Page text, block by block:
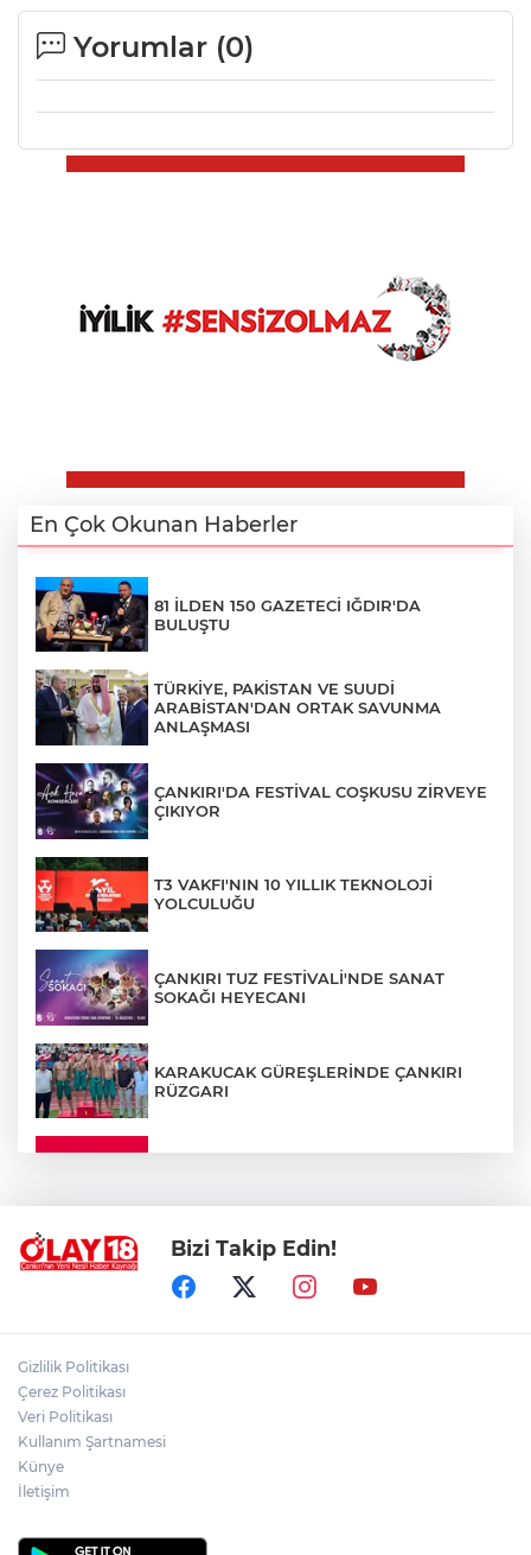
Yorumlar (0)
En Çok Okunan Haberler
81 İLDEN 150 GAZETECİ IĞDIR'DA
BULUŞTU
TÜRKİYE, PAKİSTAN VE SUUDİ
ARABİSTAN'DAN ORTAK SAVUNMA
ANLAŞMASI
ÇANKIRI'DA FESTİVAL COŞKUSU ZİRVEYE
ÇIKIYOR
T3 VAKFI'NIN 10 YILLIK TEKNOLOJİ
YOLCULUĞU
ÇANKIRI TUZ FESTİVALİ'NDE SANAT
SOKAĞI HEYECANI
KARAKUCAK GÜREŞLERİNDE ÇANKIRI
RÜZGARI
ADEM YAYLACI ELDİVAN'DA DUALARLA
TOPRAĞA VERİLDİ
ABD-İRAN HATTINDA YENİ KRİZ
Bizi Takip Edin!
Gizlilik Politikası
Çerez Politikası
Veri Politikası
Kullanım Şartnamesi
Künye
İletişim